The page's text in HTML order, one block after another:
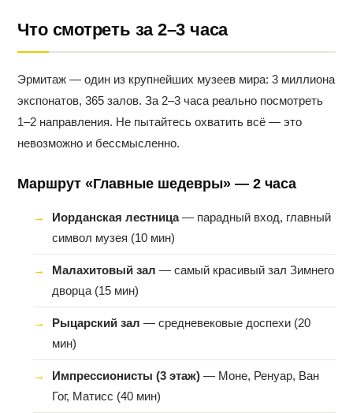
Что смотреть за 2–3 часа
Эрмитаж — один из крупнейших музеев мира: 3 миллиона
экспонатов, 365 залов. За 2–3 часа реально посмотреть
1–2 направления. Не пытайтесь охватить всё — это
невозможно и бессмысленно.
Маршрут «Главные шедевры» — 2 часа
Иорданская лестница— парадный вход, главный
символ музея (10 мин)
Малахитовый зал — самый красивый зал Зимнего
дворца (15 мин)
Рыцарский зал — средневековые доспехи (20
мин)
Импрессионисты (3 этаж) — Моне, Ренуар, Ван
Гог, Матисс (40 мин)